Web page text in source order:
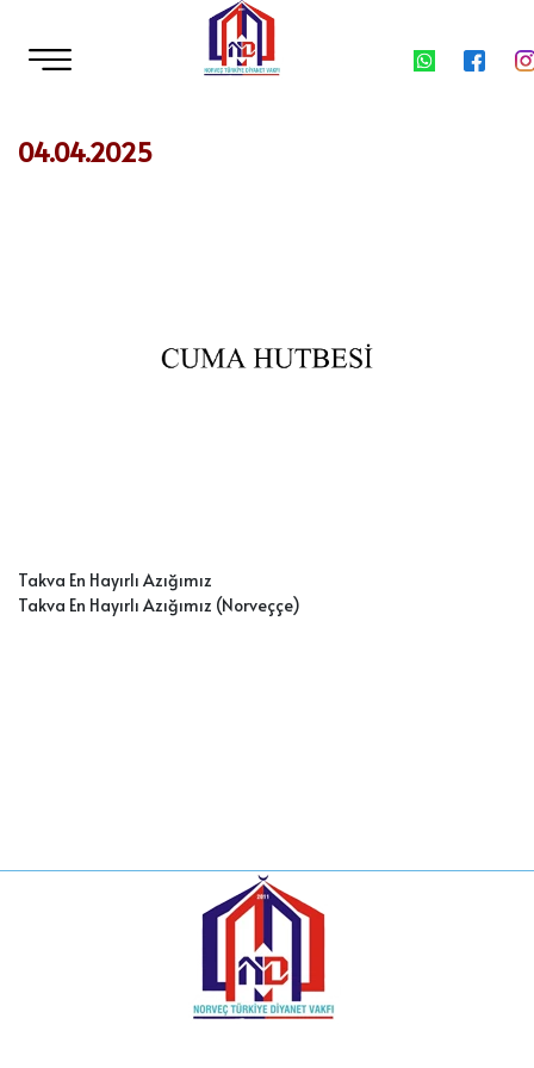
04.04.2025
Takva En Hayırlı Azığımız
Takva En Hayırlı Azığımız (Norveççe)